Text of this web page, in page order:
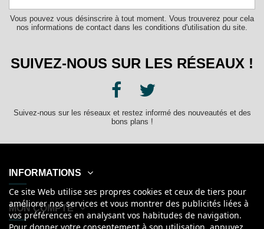
Vous pouvez vous désinscrire à tout moment. Vous trouverez pour cela
nos informations de contact dans les conditions d'utilisation du site.
SUIVEZ-NOUS SUR LES RÉSEAUX !
Suivez-nous sur les réseaux et restez informé des nouveautés et des
bons plans !
INFORMATIONS
MON COMPTE
Ce site Web utilise ses propres cookies et ceux de tiers pour
améliorer nos services et vous montrer des publicités liées à
vos préférences en analysant vos habitudes de navigation.